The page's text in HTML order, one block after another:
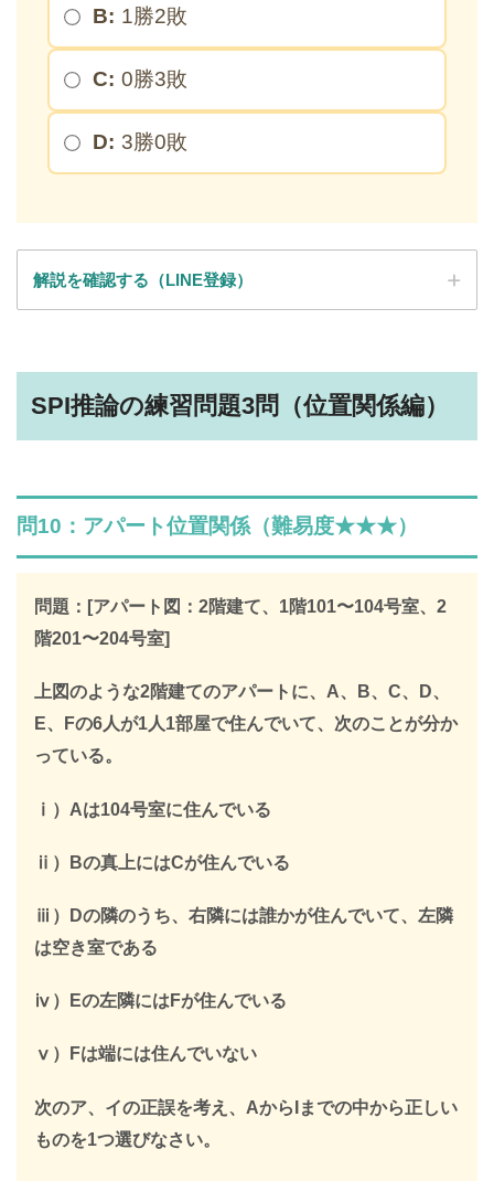
B: 1勝2敗
C: 0勝3敗
D: 3勝0敗
解説を確認する（LINE登録）
解説はLINE登録で確認できます
SPIの全ての問題の解説が見放題になります
312,887人が登録済み
＼ 無料・1分で登録完了！ ／
限定キーワードを受け取る
※このページを開いたまま登録してください
SPI推論の練習問題3問（位置関係編）
問10：アパート位置関係（難易度★★★）
問題：[アパート図：2階建て、1階101〜104号室、2
階201〜204号室]
上図のような2階建てのアパートに、A、B、C、D、
E、Fの6人が1人1部屋で住んでいて、次のことが分か
っている。
ⅰ）Aは104号室に住んでいる
ⅱ）Bの真上にはCが住んでいる
ⅲ）Dの隣のうち、右隣には誰かが住んでいて、左隣
は空き室である
ⅳ）Eの左隣にはFが住んでいる
ⅴ）Fは端には住んでいない
次のア、イの正誤を考え、AからIまでの中から正しい
ものを1つ選びなさい。